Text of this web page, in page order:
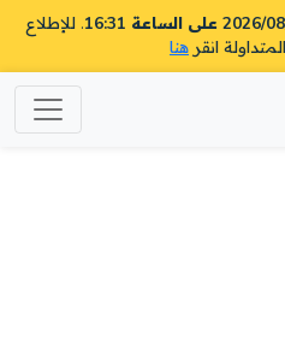
على الساعة 16:31
. للإطلاع
انقر هنا